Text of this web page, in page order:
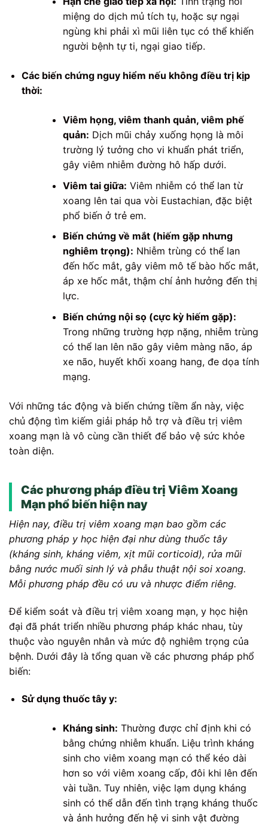
miệng do dịch mủ tích tụ, hoặc sự ngại
ngùng khi phải xì mũi liên tục có thể khiến
người bệnh tự ti, ngại giao tiếp.
Các biến chứng nguy hiểm nếu không điều trị kịp
thời:
Viêm họng, viêm thanh quản, viêm phế
quản: Dịch mũi chảy xuống họng là môi
trường lý tưởng cho vi khuẩn phát triển,
gây viêm nhiễm đường hô hấp dưới.
Viêm tai giữa: Viêm nhiễm có thể lan từ
xoang lên tai qua vòi Eustachian, đặc biệt
phổ biến ở trẻ em.
Biến chứng về mắt (hiếm gặp nhưng
nghiêm trọng): Nhiễm trùng có thể lan
đến hốc mắt, gây viêm mô tế bào hốc mắt,
áp xe hốc mắt, thậm chí ảnh hưởng đến thị
lực.
Biến chứng nội sọ (cực kỳ hiếm gặp):
Trong những trường hợp nặng, nhiễm trùng
có thể lan lên não gây viêm màng não, áp
xe não, huyết khối xoang hang, đe dọa tính
mạng.
Với những tác động và biến chứng tiềm ẩn này, việc
chủ động tìm kiếm giải pháp hỗ trợ và điều trị viêm
xoang mạn là vô cùng cần thiết để bảo vệ sức khỏe
toàn diện.
Các phương pháp điều trị Viêm Xoang
Mạn phổ biến hiện nay
Hiện nay, điều trị viêm xoang mạn bao gồm các
phương pháp y học hiện đại như dùng thuốc tây
(kháng sinh, kháng viêm, xịt mũi corticoid), rửa mũi
bằng nước muối sinh lý và phẫu thuật nội soi xoang.
Mỗi phương pháp đều có ưu và nhược điểm riêng.
Để kiểm soát và điều trị viêm xoang mạn, y học hiện
đại đã phát triển nhiều phương pháp khác nhau, tùy
thuộc vào nguyên nhân và mức độ nghiêm trọng của
bệnh. Dưới đây là tổng quan về các phương pháp phổ
biến:
Sử dụng thuốc tây y:
Kháng sinh: Thường được chỉ định khi có
bằng chứng nhiễm khuẩn. Liệu trình kháng
sinh cho viêm xoang mạn có thể kéo dài
hơn so với viêm xoang cấp, đôi khi lên đến
vài tuần. Tuy nhiên, việc lạm dụng kháng
sinh có thể dẫn đến tình trạng kháng thuốc
và ảnh hưởng đến hệ vi sinh vật đường